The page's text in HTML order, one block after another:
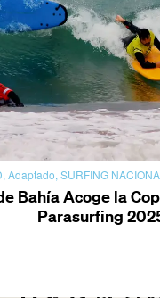
, Adaptado, SURFING
Bahía Acoge la
Parasurfing